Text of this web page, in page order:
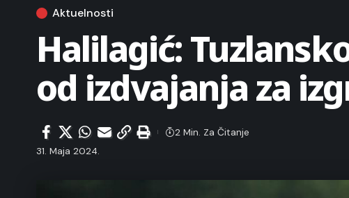
Aktuelnosti
Halilagić:
od izdvajanja za
31. Maja 2024.
2 Min. Za Čitanje